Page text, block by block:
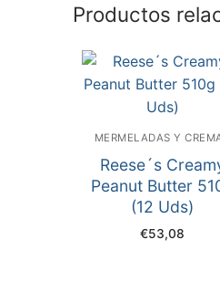
Productos
MERMELADAS Y
Reese´s
Peanut Butter
(12 Uds)
€53,08